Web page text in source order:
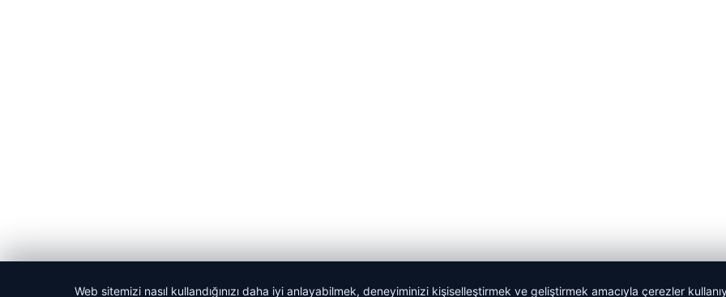
Web sitemizi nasıl kullandığınızı daha iyi anlayabilmek, deneyiminizi kişiselleştirmek ve geliştirmek amacıyla çerezler